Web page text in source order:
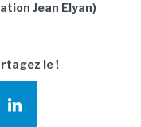
Jean Elyan)
le !